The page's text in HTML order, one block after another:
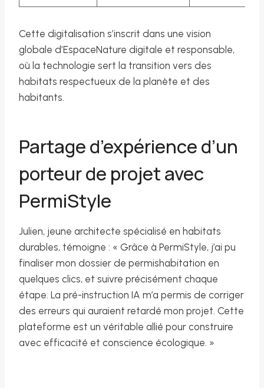
Cette digitalisation s’inscrit dans une vision
globale d’EspaceNature digitale et responsable,
où la technologie sert la transition vers des
habitats respectueux de la planète et des
habitants.
Partage d’expérience d’un
porteur de projet avec
PermiStyle
Julien, jeune architecte spécialisé en habitats
durables, témoigne : « Grâce à PermiStyle, j’ai pu
finaliser mon dossier de permishabitation en
quelques clics, et suivre précisément chaque
étape. La pré-instruction IA m’a permis de corriger
des erreurs qui auraient retardé mon projet. Cette
plateforme est un véritable allié pour construire
avec efficacité et conscience écologique. »